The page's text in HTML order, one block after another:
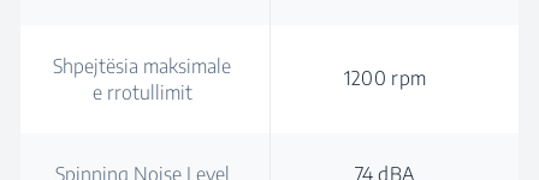
Shpejtësia maksimale
e rrotullimit
1200 rpm
Spinning Noise Level 74 dBA